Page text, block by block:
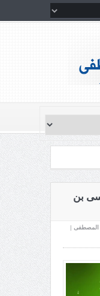
بن
المصطفى |